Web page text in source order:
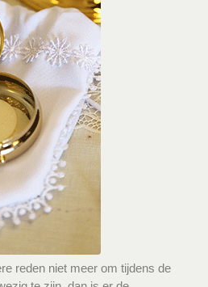
reden niet meer om tijdens de